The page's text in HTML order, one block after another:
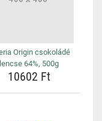
Origin csokoládé
lencse 64%, 500g
10602 Ft